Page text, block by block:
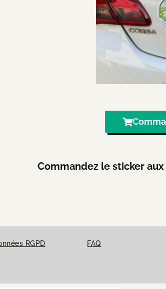
Commandez le sticker
RGPD FAQ